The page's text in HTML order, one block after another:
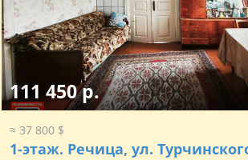
111 450 р.
≈ 37 800 $
1-этаж. Речица, ул.